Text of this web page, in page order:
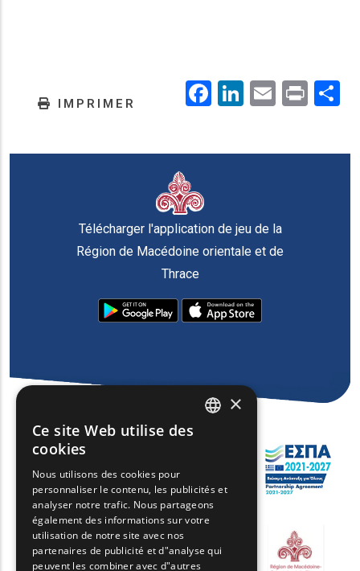
IMPRIMER Facebook
LinkedIn
EmailPrint
Télécharger l'application de jeu de la
Région de Macédoine orientale et de
Thrace
FRENCH
BULGARIAN
GERMAN
×
Ce site Web utilise des
cookies
Nous utilisons des cookies pour
personnaliser le contenu, les publicités et
analyser notre trafic. Nous partageons
également des informations sur votre
utilisation de notre site avec nos
partenaires de publicité et d"analyse qui
peuvent les combiner avec d"autres